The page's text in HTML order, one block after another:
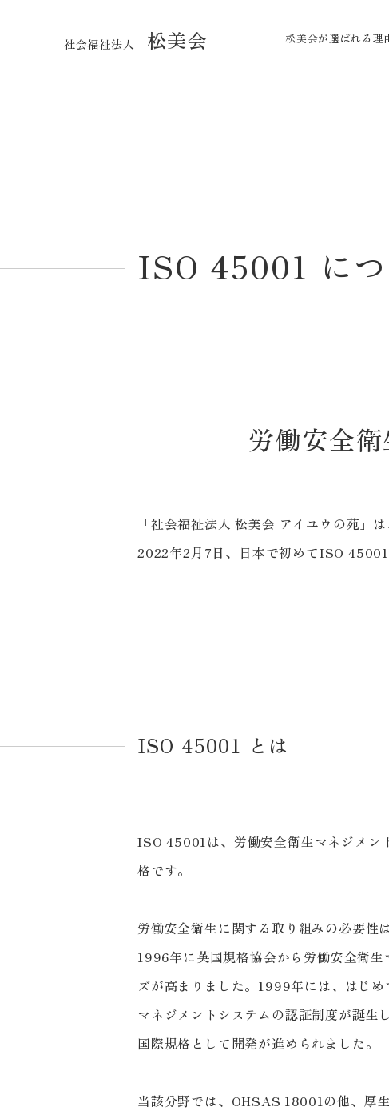
社会福祉法人 松美会 松美会が選ばれる理
ISO 45001 に
労働安全
「社会福祉法人 松美会 アイユウの苑」
2022年2月7日、日本で初めてISO
ISO 45001 とは
ISO 45001は、労働安全衛生マネジメ
格です。
労働安全衛生に関する取り組みの必要性
1996年に英国規格協会から労働安全衛
ズが高まりました。1999年には、はじ
マネジメントシステムの認証制度が誕生
国際規格として開発が進められました。
当該分野では、OHSAS 18001の他、厚